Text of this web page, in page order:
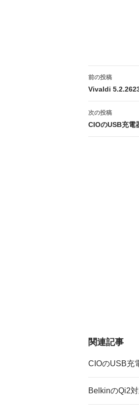
投
稿
ナ
ビ
前の投稿
Vivaldi
次の投稿
CIOのUSB充電
関連記事
CIOのUSB充
BelkinのQi2